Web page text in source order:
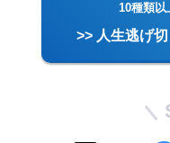
10種類以
>> 人生逃げ